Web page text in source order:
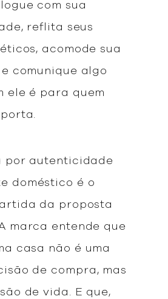
com sua
reflita seus
acomode sua
comunique algo
ele é para quem
por autenticidade
doméstico é o
da proposta
marca entende que
casa não é uma
de compra, mas
de vida. E que,